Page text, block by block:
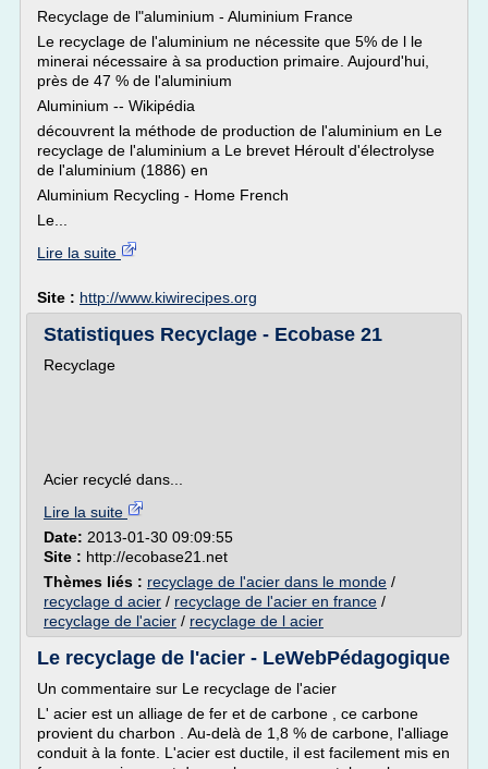
Recyclage de l"aluminium - Aluminium France
Le recyclage de l'aluminium ne nécessite que 5% de l le
minerai nécessaire à sa production primaire. Aujourd'hui,
près de 47 % de l'aluminium
Aluminium -- Wikipédia
découvrent la méthode de production de l'aluminium en Le
recyclage de l'aluminium a Le brevet Héroult d'électrolyse
de l'aluminium (1886) en
Aluminium Recycling - Home French
Le...
Lire la suite
Site : http://www.kiwirecipes.org
Statistiques Recyclage - Ecobase 21
Recyclage
Acier recyclé dans...
Lire la suite
Date: 2013-01-30 09:09:55
Site : http://ecobase21.net
Thèmes liés : recyclage de l'acier dans le monde /
recyclage d acier / recyclage de l'acier en france /
recyclage de l'acier / recyclage de l acier
Le recyclage de l'acier - LeWebPédagogique
Un commentaire sur Le recyclage de l'acier
L' acier est un alliage de fer et de carbone , ce carbone
provient du charbon . Au-delà de 1,8 % de carbone, l'alliage
conduit à la fonte. L'acier est ductile, il est facilement mis en